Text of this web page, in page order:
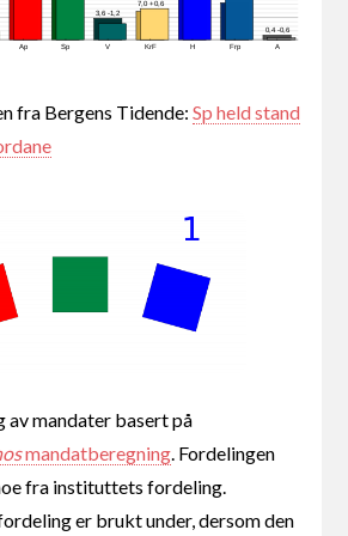
3,6 -1,2
7,0 +0,6
0,4 -0,6
Ap Sp V KrF H Frp A
fra Bergens Tidende:Sp held stand
av mandater basert på
mandatberegning . Fordelingen
fra instituttets fordeling.
er brukt under, dersom den